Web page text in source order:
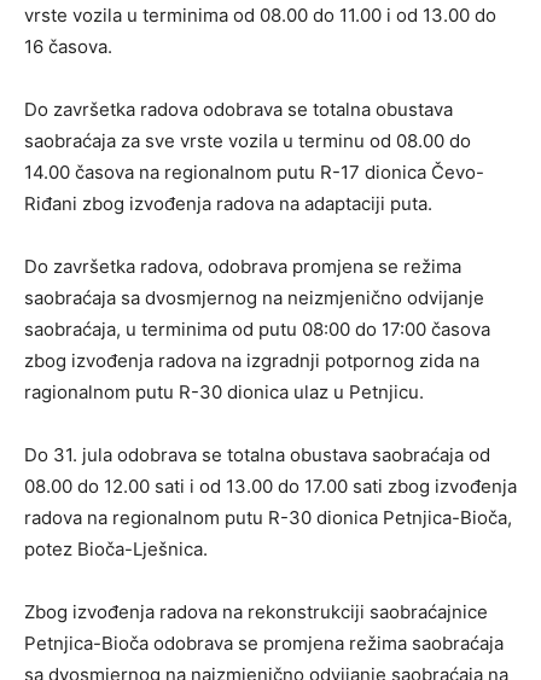
vrste vozila u terminima od 08.00 do 11.00 i od 13.00 do
16 časova.
Do završetka radova odobrava se totalna obustava
saobraćaja za sve vrste vozila u terminu od 08.00 do
14.00 časova na regionalnom putu R-17 dionica Čevo-
Riđani zbog izvođenja radova na adaptaciji puta.
Do završetka radova, odobrava promjena se režima
saobraćaja sa dvosmjernog na neizmjenično odvijanje
saobraćaja, u terminima od putu 08:00 do 17:00 časova
zbog izvođenja radova na izgradnji potpornog zida na
ragionalnom putu R-30 dionica ulaz u Petnjicu.
Do 31. jula odobrava se totalna obustava saobraćaja od
08.00 do 12.00 sati i od 13.00 do 17.00 sati zbog izvođenja
radova na regionalnom putu R-30 dionica Petnjica-Bioča,
potez Bioča-Lješnica.
Zbog izvođenja radova na rekonstrukciji saobraćajnice
Petnjica-Bioča odobrava se promjena režima saobraćaja
sa dvosmjernog na naizmjenično odvijanje saobraćaja na